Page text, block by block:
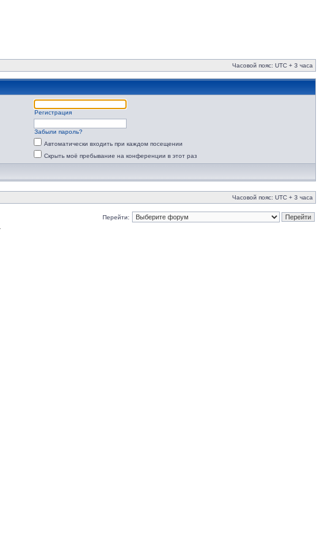
Часовой пояс: UTC + 3 часа
Регистрация
Забыли пароль?
Автоматически входить при каждом посещении
Скрыть моё пребывание на конференции в этот раз
Часовой пояс: UTC + 3 часа
Перейти: